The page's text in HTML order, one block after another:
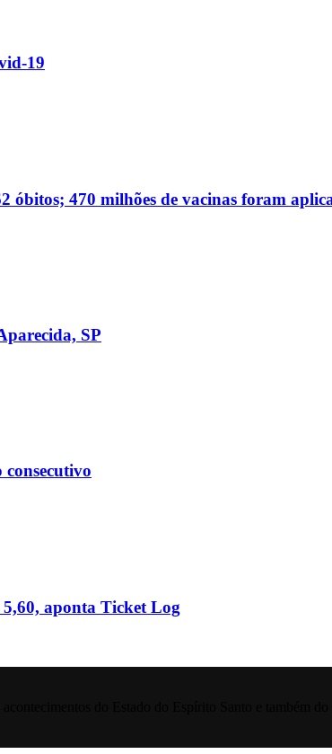
19
óbitos; 470 milhões de vacinas foram
SP
5,60, aponta Ticket Log